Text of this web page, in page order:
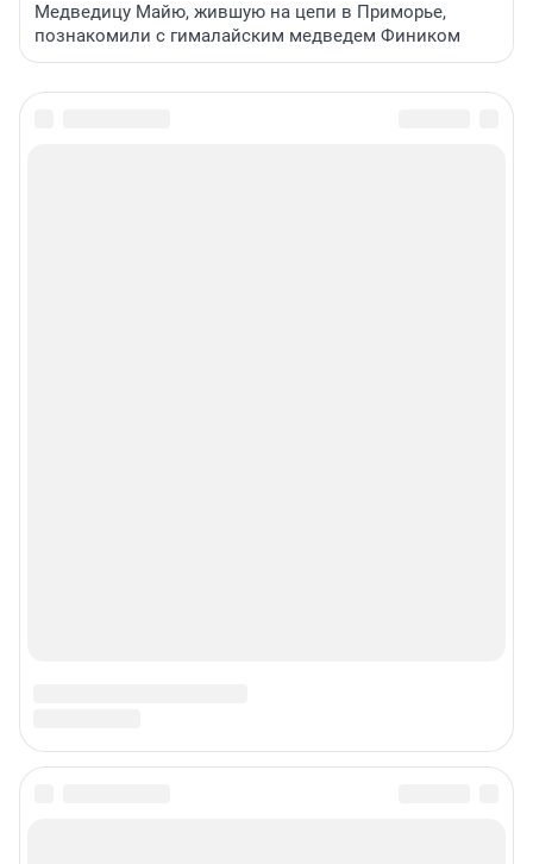
Медведицу Майю, жившую на цепи в Приморье,
познакомили с гималайским медведем Фиником